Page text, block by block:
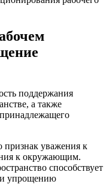
поддержания
а также
признак уважения к
к окружающим.
способствует
упрощению